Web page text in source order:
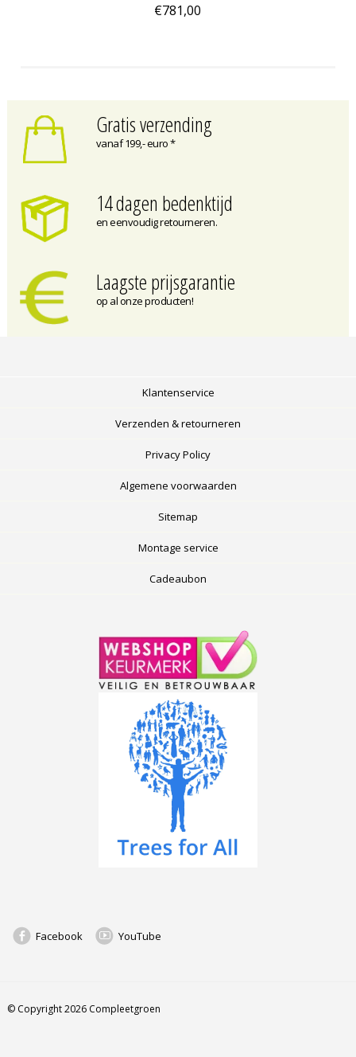
€781,00
Gratis verzending
vanaf 199,- euro *
14 dagen bedenktijd
en eenvoudig retourneren.
Laagste prijsgarantie
op al onze producten!
Klantenservice
Verzenden & retourneren
Privacy Policy
Algemene voorwaarden
Sitemap
Montage service
Cadeaubon
Facebook YouTube
© Copyright 2026 Compleetgroen